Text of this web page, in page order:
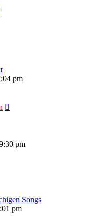
pm
pm
Songs
pm